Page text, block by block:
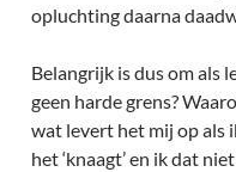
opluchting daarna
Belangrijk is dus om als
geen harde grens?
wat levert het mij op als
het ‘knaagt’ en ik dat